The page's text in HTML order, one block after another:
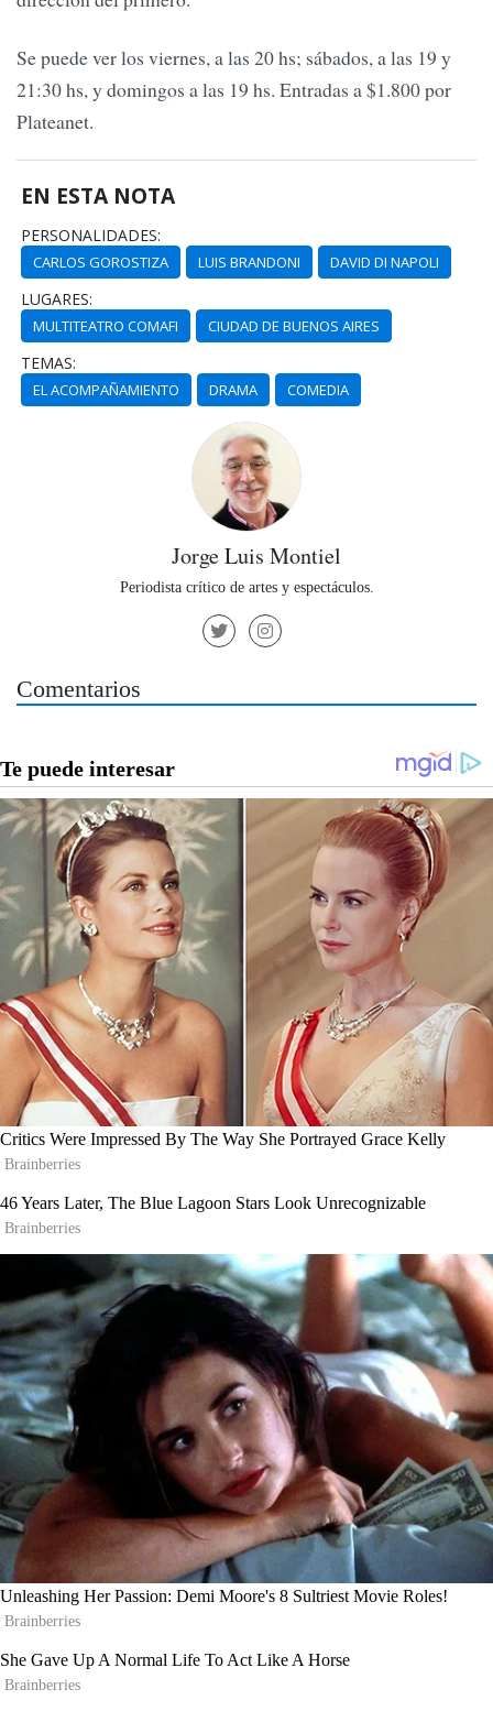
Se puede ver los viernes, a las 20 hs; sábados, a las 19 y
21:30 hs, y domingos a las 19 hs. Entradas a $1.800 por
Plateanet.
EN ESTA NOTA
PERSONALIDADES:
CARLOS GOROSTIZA LUIS BRANDONI DAVID DI NAPOLI
LUGARES:
MULTITEATRO COMAFI CIUDAD DE BUENOS AIRES
TEMAS:
EL ACOMPAÑAMIENTO DRAMA COMEDIA
Jorge Luis Montiel
Periodista crítico de artes y espectáculos.
Comentarios